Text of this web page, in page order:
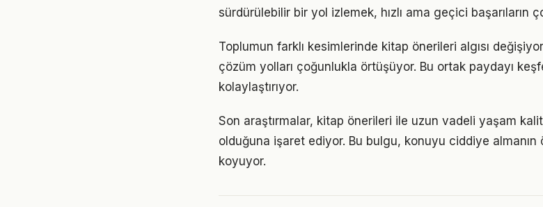
sürdürülebilir bir yol izlemek, hızlı ama geçici başarıların
Toplumun farklı kesimlerinde kitap önerileri algısı
çözüm yolları çoğunlukla örtüşüyor. Bu ortak paydayı
kolaylaştırıyor.
Son araştırmalar, kitap önerileri ile uzun vadeli yaşam
olduğuna işaret ediyor. Bu bulgu, konuyu ciddiye
koyuyor.